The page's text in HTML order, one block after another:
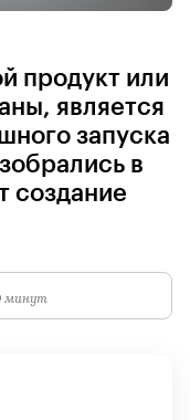
продукт или
является
запуска
в
создание
минут